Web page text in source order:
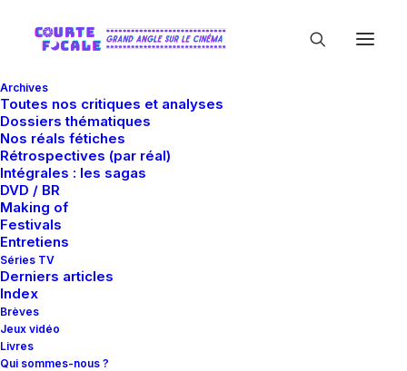
Archives
Toutes nos critiques et analyses
Dossiers thématiques
Nos réals fétiches
Rétrospectives (par réal)
Intégrales : les sagas
DVD / BR
Making of
Festivals
Entretiens
Séries TV
Derniers articles
Index
Brèves
Jeux vidéo
Livres
Qui sommes-nous ?